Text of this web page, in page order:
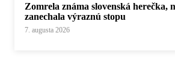
Zomrela známa slovenská herečka,
zanechala výraznú stopu
7. augusta 2026